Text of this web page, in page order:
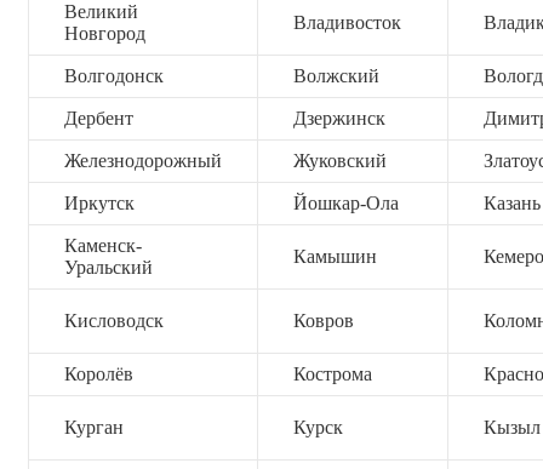
Великий
Новгород
Владивосток
Волгодонск Волжский
Дербент Дзержинск
Железнодорожный Жуковский
Иркутск Йошкар-Ола Казань
Каменск-
Уральский
Камышин
Кисловодск Ковров
Королёв Кострома
Курган Курск Кызыл